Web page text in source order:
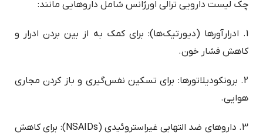
چک لیست دارویی ترالی اورژانس شامل داروهایی مانند:
1. ادرارآورها (دیورتیک‌ها): برای کمک به از بین بردن ادرار و
کاهش فشار خون.
2. برونکودیلاتورها: برای تسکین نفس‌گیری و باز کردن مجاری
هوایی.
3. داروهای ضد التهابی غیراستروئیدی (NSAIDs): برای کاهش